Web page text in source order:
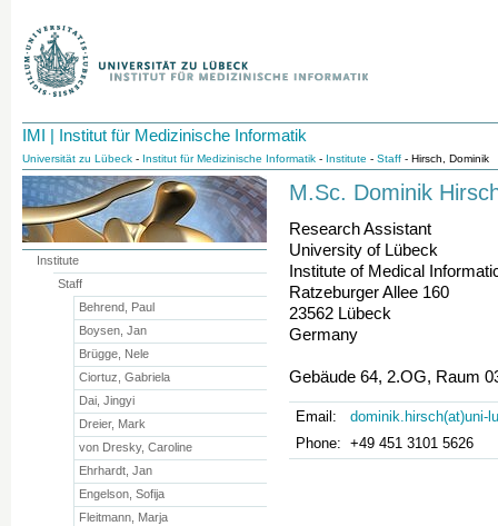
IMI | Institut für Medizinische Informatik
Universität zu Lübeck - Institut für Medizinische Informatik - Institute - Staff - Hirsch, Dominik
M.Sc. Dominik
Research Assistant
University of Lübeck
Institute of Medical
Ratzeburger Allee 160
23562 Lübeck
Germany
Gebäude 64, 2.OG, Raum
Email:
dominik.hirsch(at)uni-
Phone: +49 451 3101 5626
Institute
Staff
Behrend, Paul
Boysen, Jan
Brügge, Nele
Ciortuz, Gabriela
Dai, Jingyi
Dreier, Mark
von Dresky, Caroline
Ehrhardt, Jan
Engelson, Sofija
Fleitmann, Marja